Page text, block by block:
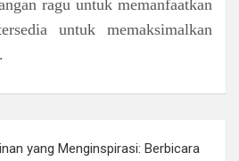
ragu untuk memanfaatkan
untuk memaksimalkan
yang Menginspirasi: Berbicara